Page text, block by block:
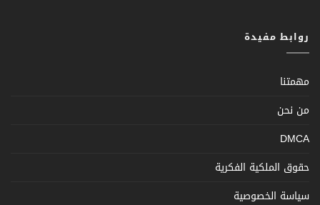
روابط مفيدة
مهمتنا
من نحن
DMCA
حقوق الملكية الفكرية
سياسة الخصوصية